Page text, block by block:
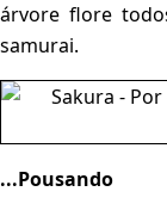
árvore flore
samurai.
...Pousando